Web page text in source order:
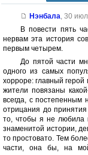
Нэнбала, 30
В повести пять
нервам эта история
первым четырем.
До пятой части
одного из самых
хорроре: главный
жители повязаны
всегда, с постепенным
отрицания до
то, чтобы я не любила
знаменитой истории,
то простовато. Тем
части, она бы, на